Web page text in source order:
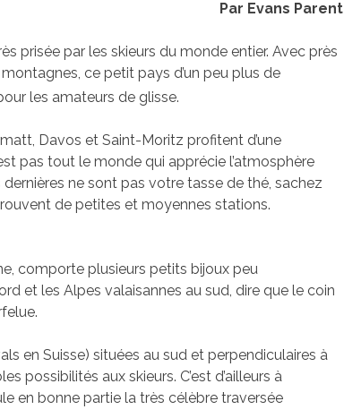
Par Evans Parent
prisée par les skieurs du monde entier. Avec près
ce petit pays d’un peu plus de
les amateurs de glisse.
Davos et Saint-Moritz profitent d’une
pas tout le monde qui apprécie l’atmosphère
ne sont pas votre tasse de thé, sachez
de petites et moyennes stations.
comporte plusieurs petits bijoux peu
et les Alpes valaisannes au sud, dire que le coin
en Suisse) situées au sud et perpendiculaires à
possibilités aux skieurs. C’est d’ailleurs à
en bonne partie la très célèbre traversée